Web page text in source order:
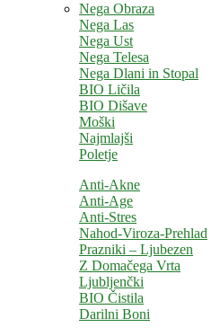
Nega Obraza
Nega Las
Nega Ust
Nega Telesa
Nega Dlani in Stopal
BIO Ličila
BIO Dišave
Moški
Najmlajši
Poletje
Anti-Akne
Anti-Age
Anti-Stres
Nahod-Viroza-Prehlad
Prazniki – Ljubezen
Z Domačega Vrta
Ljubljenčki
BIO Čistila
Darilni Boni